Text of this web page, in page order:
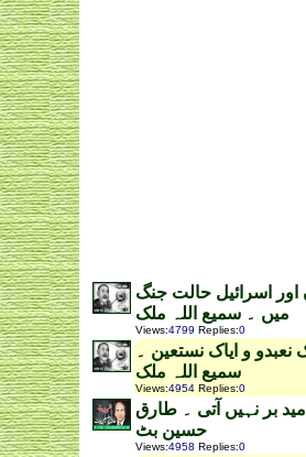
اور اسرائیل حالت جنگ
میں ۔ سمیع اللہ ملک
Views:4799 Replies:0
نعبدو و ایاک نستعین ۔
سمیع اللہ ملک
Views:4954 Replies:0
بر نہیں آتی ۔ طارق
حسین بٹ
Views:4958 Replies:0